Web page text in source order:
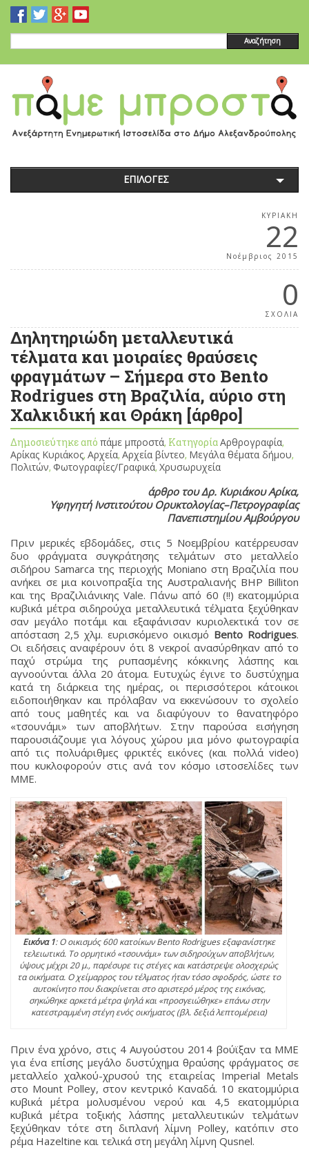
Αναζήτηση
ΕΠΙΛΟΓΕΣ
ΚΥΡΙΑΚΉ
22
Νοέμβριος 2015
0
ΣΧΟΛΙΑ
Δηλητηριώδη μεταλλευτικά
τέλματα και μοιραίες θραύσεις
φραγμάτων – Σήμερα στο Bento
Rodrigues στη Βραζιλία, αύριο στη
Χαλκιδική και Θράκη [άρθρο]
Δημοσιεύτηκε από πάμε μπροστά, ΚατηγορίαΑρθρογραφία,
Αρίκας Κυριάκος, Αρχεία, Αρχεία βίντεο, Μεγάλα θέματα δήμου,
Πολιτών, Φωτογραφίες/Γραφικά, Χρυσωρυχεία
άρθρο του Δρ. Κυριάκου Αρίκα,
Υφηγητή Ινστιτούτου Ορυκτολογίας–Πετρογραφίας
Πανεπιστημίου Αμβούργου
Πριν μερικές εβδομάδες, στις 5 Νοεμβρίου κατέρρευσαν
δυο φράγματα συγκράτησης τελμάτων στο μεταλλείο
σιδήρου Samarca της περιοχής Moniano στη Βραζιλία που
ανήκει σε μια κοινοπραξία της Αυστραλιανής BHP Billiton
και της Βραζιλιάνικης Vale. Πάνω από 60 (!!) εκατομμύρια
κυβικά μέτρα σιδηρούχα μεταλλευτικά τέλματα ξεχύθηκαν
σαν μεγάλο ποτάμι και εξαφάνισαν κυριολεκτικά τον σε
απόσταση 2,5 χλμ. ευρισκόμενο οικισμό Bento Rodrigues.
Οι ειδήσεις αναφέρουν ότι 8 νεκροί ανασύρθηκαν από το
παχύ στρώμα της ρυπασμένης κόκκινης λάσπης και
αγνοούνται άλλα 20 άτομα. Ευτυχώς έγινε το δυστύχημα
κατά τη διάρκεια της ημέρας, οι περισσότεροι κάτοικοι
ειδοποιήθηκαν και πρόλαβαν να εκκενώσουν το σχολείο
από τους μαθητές και να διαφύγουν το θανατηφόρο
«τσουνάμι» των αποβλήτων. Στην παρούσα εισήγηση
παρουσιάζουμε για λόγους χώρου μια μόνο φωτογραφία
από τις πολυάριθμες φρικτές εικόνες (και πολλά video)
που κυκλοφορούν στις ανά τον κόσμο ιστοσελίδες των
ΜΜΕ.
Εικόνα 1: Ο οικισμός 600 κατοίκων Bento Rodrigues εξαφανίστηκε
τελειωτικά. Το ορμητικό «τσουνάμι» των σιδηρούχων αποβλήτων,
ύψους μέχρι 20 μ., παρέσυρε τις στέγες και κατάστρεψε ολοσχερώς
τα οικήματα. Ο χείμαρρος του τέλματος ήταν τόσο σφοδρός, ώστε το
αυτοκίνητο που διακρίνεται στο αριστερό μέρος της εικόνας,
σηκώθηκε αρκετά μέτρα ψηλά και «προσγειώθηκε» επάνω στην
κατεστραμμένη στέγη ενός οικήματος (βλ. δεξιά λεπτομέρεια)
Πριν ένα χρόνο, στις 4 Αυγούστου 2014 βούϊξαν τα ΜΜΕ
για ένα επίσης μεγάλο δυστύχημα θραύσης φράγματος σε
μεταλλείο χαλκού-χρυσού της εταιρείας Imperial Metals
στο Mount Polley, στον κεντρικό Καναδά. 10 εκατομμύρια
κυβικά μέτρα μολυσμένου νερού και 4,5 εκατομμύρια
κυβικά μέτρα τοξικής λάσπης μεταλλευτικών τελμάτων
ξεχύθηκαν τότε στη διπλανή λίμνη Polley, κατόπιν στο
ρέμα Hazeltine και τελικά στη μεγάλη λίμνη Qusnel.